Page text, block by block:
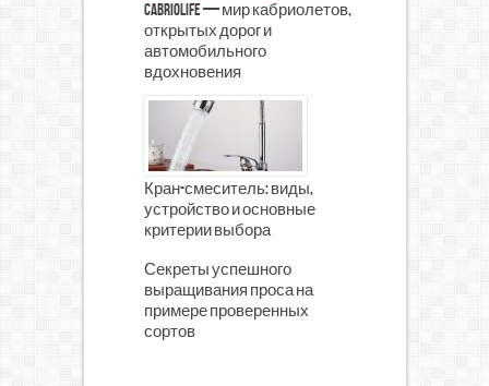
CabrioLife — мир кабриолетов,
открытых дорог и
автомобильного
вдохновения
Кран-смеситель: виды,
устройство и основные
критерии выбора
Секреты успешного
выращивания проса на
примере проверенных
сортов